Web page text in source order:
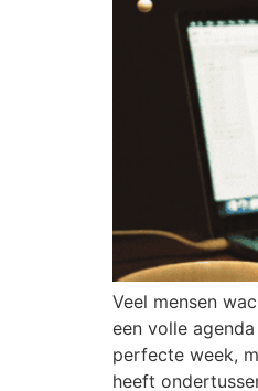
Veel mensen
een volle
perfecte week,
heeft